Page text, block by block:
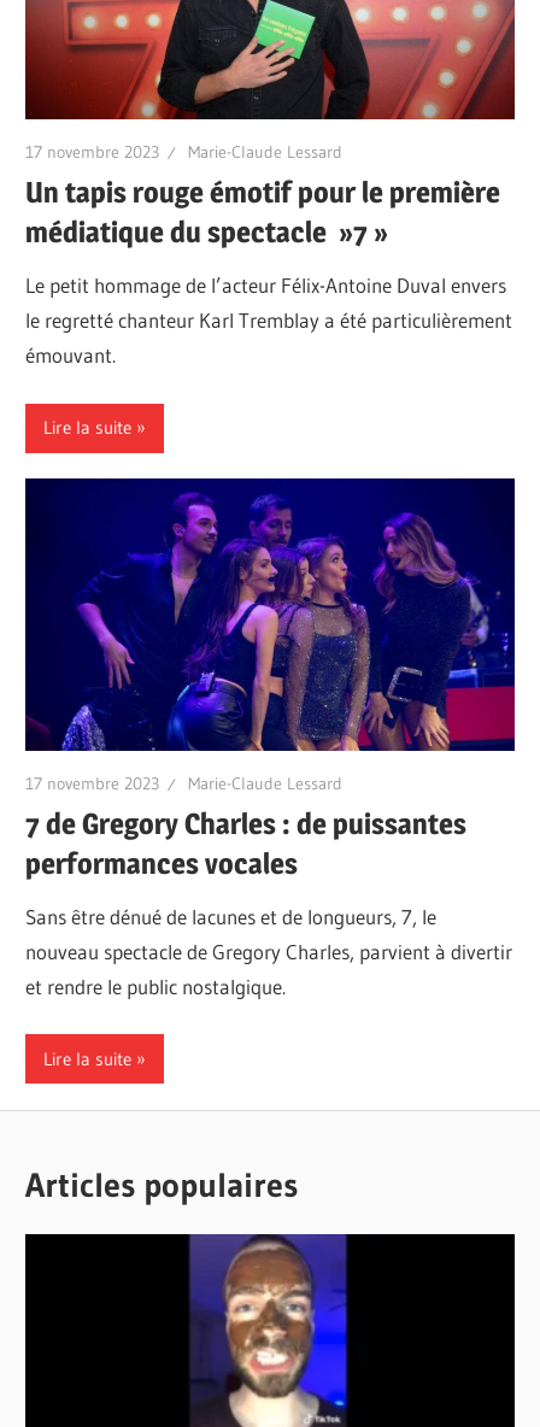
17 novembre 2023 Marie-Claude Lessard
Un tapis rouge émotif pour le première
médiatique du spectacle »7 »
Le petit hommage de l’acteur Félix-Antoine Duval envers
le regretté chanteur Karl Tremblay a été particulièrement
émouvant.
Lire la suite
17 novembre 2023 Marie-Claude Lessard
7 de Gregory Charles : de puissantes
performances vocales
Sans être dénué de lacunes et de longueurs, 7, le
nouveau spectacle de Gregory Charles, parvient à divertir
et rendre le public nostalgique.
Lire la suite
Articles populaires